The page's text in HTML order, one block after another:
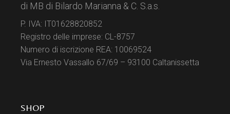
di MB di Bilardo Marianna & C. S.a.s.
P. IVA: IT01628820852
Registro delle imprese: CL-8757
Numero di iscrizione REA: 10069524
Via Ernesto Vassallo 67/69 – 93100 Caltanissetta
SHOP